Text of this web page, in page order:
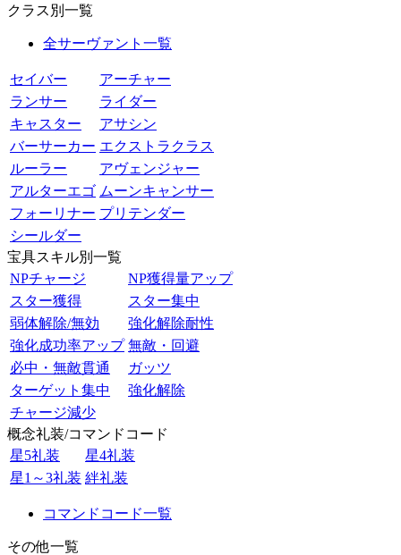
クラス別一覧
全サーヴァント一覧
セイバー
アーチャー
ランサー
ライダー
キャスター
アサシン
バーサーカー エクストラクラス
ルーラー
アヴェンジャー
アルターエゴ ムーンキャンサー
フォーリナー プリテンダー
シールダー
宝具スキル別一覧
NPチャージ
NP獲得量アップ
スター獲得
スター集中
弱体解除/無効
強化解除耐性
強化成功率アップ 無敵・回避
必中・無敵貫通
ガッツ
ターゲット集中
強化解除
チャージ減少
概念礼装/コマンドコード
星5礼装
星4礼装
星1～3礼装 絆礼装
コマンドコード一覧
その他一覧